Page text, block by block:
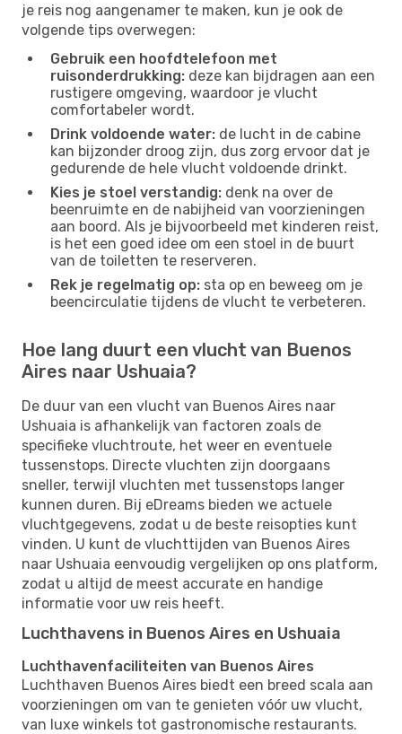
je reis nog aangenamer te maken, kun je ook de
volgende tips overwegen:
Gebruik een hoofdtelefoon met
ruisonderdrukking: deze kan bijdragen aan een
rustigere omgeving, waardoor je vlucht
comfortabeler wordt.
Drink voldoende water: de lucht in de cabine
kan bijzonder droog zijn, dus zorg ervoor dat je
gedurende de hele vlucht voldoende drinkt.
Kies je stoel verstandig: denk na over de
beenruimte en de nabijheid van voorzieningen
aan boord. Als je bijvoorbeeld met kinderen reist,
is het een goed idee om een ​​stoel in de buurt
van de toiletten te reserveren.
Rek je regelmatig op: sta op en beweeg om je
beencirculatie tijdens de vlucht te verbeteren.
Hoe lang duurt een vlucht van Buenos
Aires naar Ushuaia?
De duur van een vlucht van Buenos Aires naar
Ushuaia is afhankelijk van factoren zoals de
specifieke vluchtroute, het weer en eventuele
tussenstops. Directe vluchten zijn doorgaans
sneller, terwijl vluchten met tussenstops langer
kunnen duren. Bij eDreams bieden we actuele
vluchtgegevens, zodat u de beste reisopties kunt
vinden. U kunt de vluchttijden van Buenos Aires
naar Ushuaia eenvoudig vergelijken op ons platform,
zodat u altijd de meest accurate en handige
informatie voor uw reis heeft.
Luchthavens in Buenos Aires en Ushuaia
Luchthavenfaciliteiten van Buenos Aires
Luchthaven Buenos Aires biedt een breed scala aan
voorzieningen om van te genieten vóór uw vlucht,
van luxe winkels tot gastronomische restaurants.